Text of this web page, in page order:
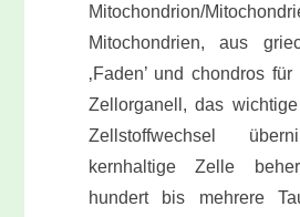
Mitochondrion/
Mitochondrien, aus
‚Faden’ und chondros für
Zellorganell, das
Zellstoffwechsel
kernhaltige Zelle
hundert bis mehrere